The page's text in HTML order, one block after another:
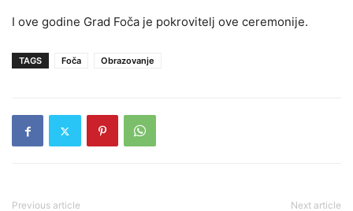
I ove godine Grad Foča je pokrovitelj ove ceremonije.
TAGS Foča Obrazovanje
Previous article Next article